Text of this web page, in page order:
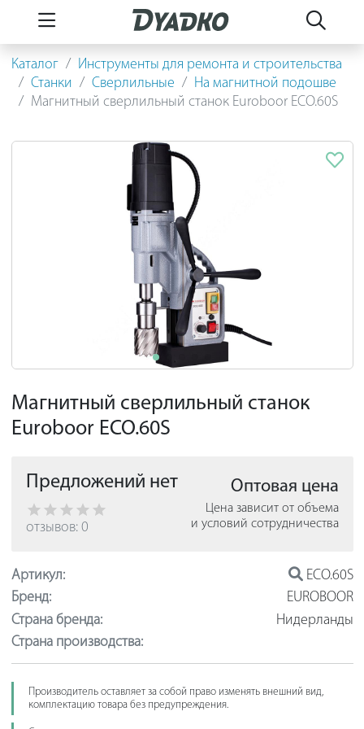
Каталог
Инструменты для ремонта и строительства
Станки
Сверлильные
На магнитной подошве
Магнитный сверлильный станок Euroboor ECO.60S
Магнитный сверлильный станок
Euroboor ECO.60S
Предложений нет
отзывов: 0
Оптовая цена
Цена зависит от объема
и условий сотрудничества
Артикул:
ECO.60S
Бренд:
EUROBOOR
Страна бренда:
Нидерланды
Страна производства:
Производитель оставляет за собой право изменять внешний вид,
комплектацию товара без предупреждения.